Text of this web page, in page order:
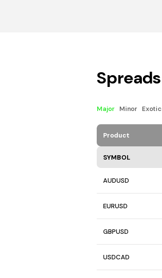
Spreads
Major Minor Exotic
Product
SYMBOL
AUDUSD
EURUSD
GBPUSD
USDCAD